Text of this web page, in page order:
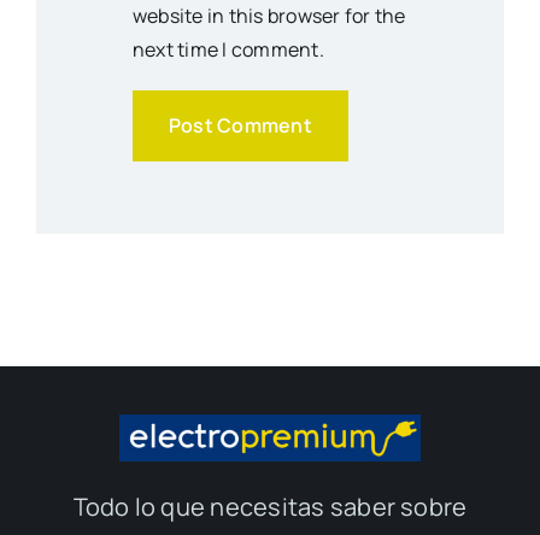
website in this browser for the
next time I comment.
Todo lo que necesitas saber sobre